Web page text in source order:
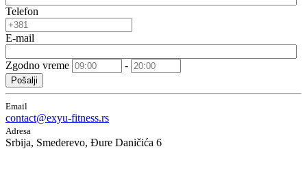
Telefon
E-mail
Zgodno vreme -
Pošalji
Email
contact@exyu-fitness.rs
Adresa
Srbija, Smederevo, Đure Daničića 6